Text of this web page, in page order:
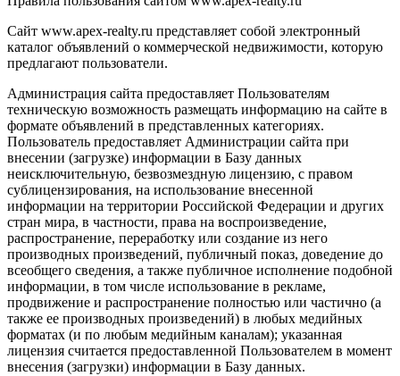
Сайт www.apex-realty.ru представляет собой электронный
каталог объявлений о коммерческой недвижимости, которую
предлагают пользователи.
Администрация сайта предоставляет Пользователям
техническую возможность размещать информацию на сайте в
формате объявлений в представленных категориях.
Пользователь предоставляет Администрации сайта при
внесении (загрузке) информации в Базу данных
неисключительную, безвозмездную лицензию, с правом
сублицензирования, на использование внесенной
информации на территории Российской Федерации и других
стран мира, в частности, права на воспроизведение,
распространение, переработку или создание из него
производных произведений, публичный показ, доведение до
всеобщего сведения, а также публичное исполнение подобной
информации, в том числе использование в рекламе,
продвижение и распространение полностью или частично (а
также ее производных произведений) в любых медийных
форматах (и по любым медийным каналам); указанная
лицензия считается предоставленной Пользователем в момент
внесения (загрузки) информации в Базу данных.